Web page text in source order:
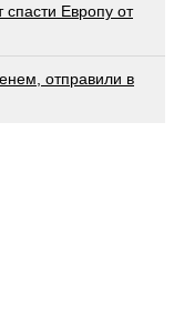
спасти Европу от
отправили в